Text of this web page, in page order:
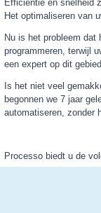
Efficiëntie en snelheid
Het optimaliseren van
Nu is het probleem
programmeren, terwijl
een expert op dit
Is het niet veel
begonnen we 7 jaar
automatiseren, zonder
Processo biedt u de